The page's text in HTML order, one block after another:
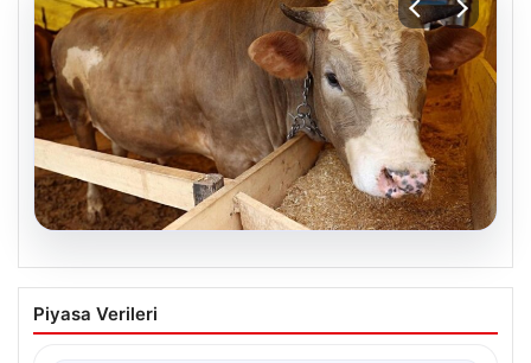
05.08.2026
2026 Yılında Kurbanlık Fiyatları: İl İl
Güncel Fiyatlar ve Piyasa Analizi
Piyasa Verileri